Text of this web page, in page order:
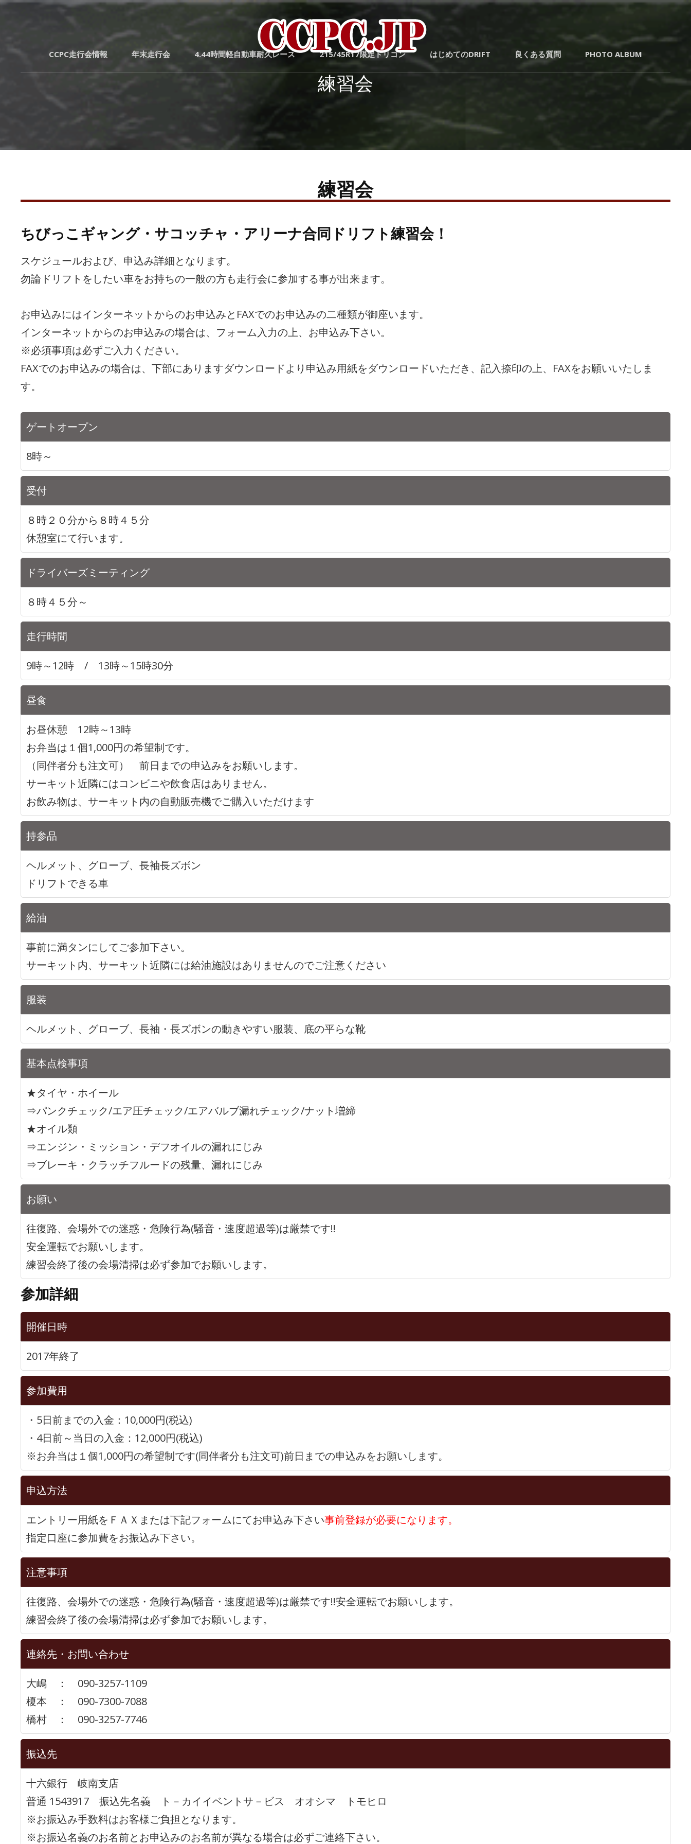
CCPC～
サコッ
サーク
ル
者全員で楽しむ年齢
ドリフトサークル！
CCPC走行会情報 年末走行会 4.44時間軽自動車耐久レース 215/45R17限定ドリコン はじめてのDRIFT 良くある質問 PHOTO ALBUM
練習会
練習会
ちびっこギャング・サコッチャ・アリーナ合同ドリフト練習会！
スケジュールおよび、申込み詳細となります。
勿論ドリフトをしたい車をお持ちの一般の方も走行会に参加する事が出来ます。
お申込みにはインターネットからのお申込みとFAXでのお申込みの二種類が御座います。
インターネットからのお申込みの場合は、フォーム入力の上、お申込み下さい。
※必須事項は必ずご入力ください。
FAXでのお申込みの場合は、下部にありますダウンロードより申込み用紙をダウンロードいただき、記入捺印の上、FAXをお願いいたしま
す。
ゲートオープン
8時～
受付
８時２０分から８時４５分
休憩室にて行います。
ドライバーズミーティング
８時４５分～
走行時間
9時～12時 / 13時～15時30分
昼食
お昼休憩 12時～13時
お弁当は１個1,000円の希望制です。
（同伴者分も注文可） 前日までの申込みをお願いします。
サーキット近隣にはコンビニや飲食店はありません。
お飲み物は、サーキット内の自動販売機でご購入いただけます
持参品
ヘルメット、グローブ、長袖長ズボン
ドリフトできる車
給油
事前に満タンにしてご参加下さい。
サーキット内、サーキット近隣には給油施設はありませんのでご注意ください
服装
ヘルメット、グローブ、長袖・長ズボンの動きやすい服装、底の平らな靴
基本点検事項
★タイヤ・ホイール
⇒パンクチェック/エア圧チェック/エアバルブ漏れチェック/ナット増締
★オイル類
⇒エンジン・ミッション・デフオイルの漏れにじみ
⇒ブレーキ・クラッチフルードの残量、漏れにじみ
お願い
往復路、会場外での迷惑・危険行為(騒音・速度超過等)は厳禁です!!
安全運転でお願いします。
練習会終了後の会場清掃は必ず参加でお願いします。
参加詳細
開催日時
2017年終了
参加費用
・5日前までの入金：10,000円(税込)
・4日前～当日の入金：12,000円(税込)
※お弁当は１個1,000円の希望制です(同伴者分も注文可)前日までの申込みをお願いします。
申込方法
エントリー用紙をＦＡＸまたは下記フォームにてお申込み下さい事前登録が必要になります。
指定口座に参加費をお振込み下さい。
注意事項
往復路、会場外での迷惑・危険行為(騒音・速度超過等)は厳禁です!!安全運転でお願いします。
練習会終了後の会場清掃は必ず参加でお願いします。
連絡先・お問い合わせ
大嶋 ： 090-3257-1109
榎本 ： 090-7300-7088
橋村 ： 090-3257-7746
振込先
十六銀行 岐南支店
普通 1543917 振込先名義 ト－カイイベントサ－ビス オオシマ トモヒロ
※お振込み手数料はお客様ご負担となります。
※お振込名義のお名前とお申込みのお名前が異なる場合は必ずご連絡下さい。